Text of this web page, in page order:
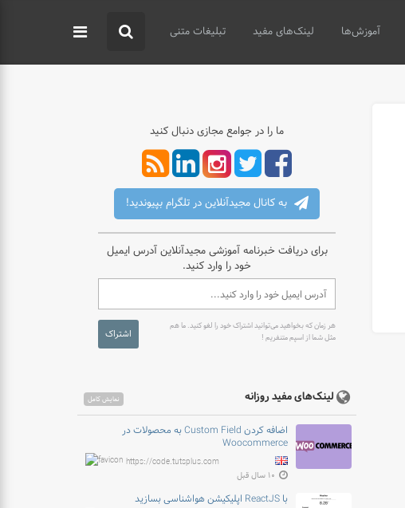
آموزش‌ها لینک‌های مفید تبلیغات متنی
ما را در جوامع مجازی دنبال کنید
به کانال مجیدآنلاین در تلگرام بپیوندید!
برای دریافت خبرنامه آموزشی مجیدآنلاین آدرس ایمیل
خود را وارد کنید.
هر زمان که بخواهید می‌توانید اشتراک خود را لغو کنید. ما هم
مثل شما از اسپم متنفریم !
اشتراک
لینک‌های مفید روزانه نمایش کامل
اضافه کردن Custom Field به محصولات در
Woocommerce
https://code.tutsplus.com
۱۰ سال قبل
با ReactJS اپلیکیشن هواشناسی بسازید